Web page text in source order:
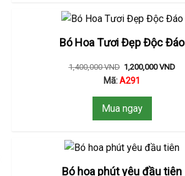
Bó Hoa Tươi Đẹp Độc Đáo
1,400,000VND 1,200,000VND
Mã:A291
Mua ngay
Bó hoa phút yêu đầu tiên